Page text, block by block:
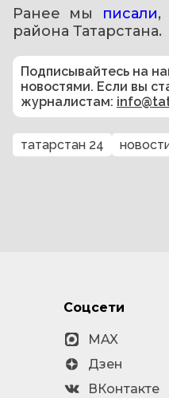
Ранее мы писали,
района Татарстана.
Подписывайтесь на
новостями. Если вы
журналистам:
татарстан 24
Соцсети
MAX
Дзен
ВКонтакте